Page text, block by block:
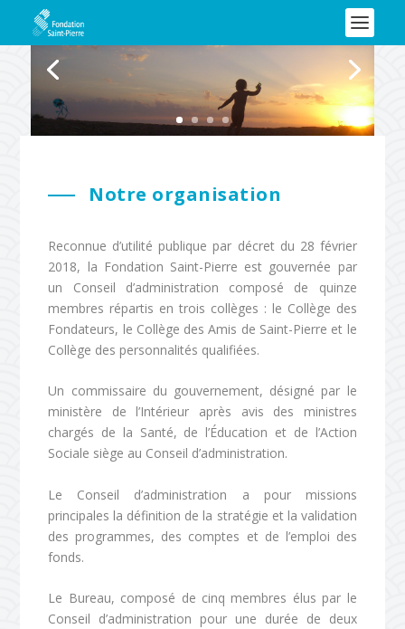
Notre organisation
Reconnue d’utilité publique par décret du 28 février
2018, la Fondation Saint-Pierre est gouvernée par
un Conseil d’administration composé de quinze
membres répartis en trois collèges : le Collège des
Fondateurs, le Collège des Amis de Saint-Pierre et le
Collège des personnalités qualifiées.
Un commissaire du gouvernement, désigné par le
ministère de l’Intérieur après avis des ministres
chargés de la Santé, de l’Éducation et de l’Action
Sociale siège au Conseil d’administration.
Le Conseil d’administration a pour missions
principales la définition de la stratégie et la validation
des programmes, des comptes et de l’emploi des
fonds.
Le Bureau, composé de cinq membres élus par le
Conseil d’administration pour une durée de deux